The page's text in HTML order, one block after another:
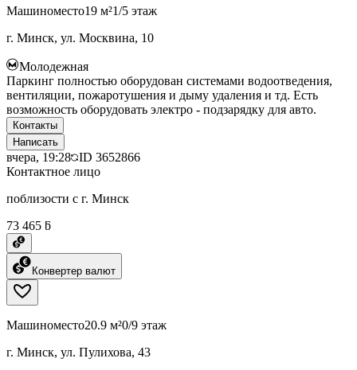
Машиноместо19 м²1/5 этаж
г. Минск, ул. Москвина, 10
Молодежная
Паркинг полностью оборудован системами водоотведения,
вентиляции, пожаротушения и дыму удаления и тд. Есть
возможность оборудовать электро - подзарядку для авто.
Контакты
Написать
вчера, 19:28 ID 3652866
Контактное лицо
поблизости с г. Минск
73 465 ƃ
Конвертер валют
Машиноместо20.9 м²0/9 этаж
г. Минск, ул. Пулихова, 43